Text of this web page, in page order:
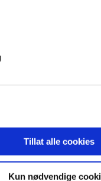
Tillat alle cookies
Kun nødvendige
lite eventyr. Høsten 23